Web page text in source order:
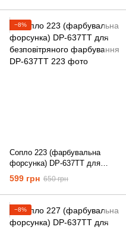
−8%
Сопло 223 (фарбувальна
форсунка) DP-637TT для
безповітряного фарбування
599 грн 650 грн
−8%